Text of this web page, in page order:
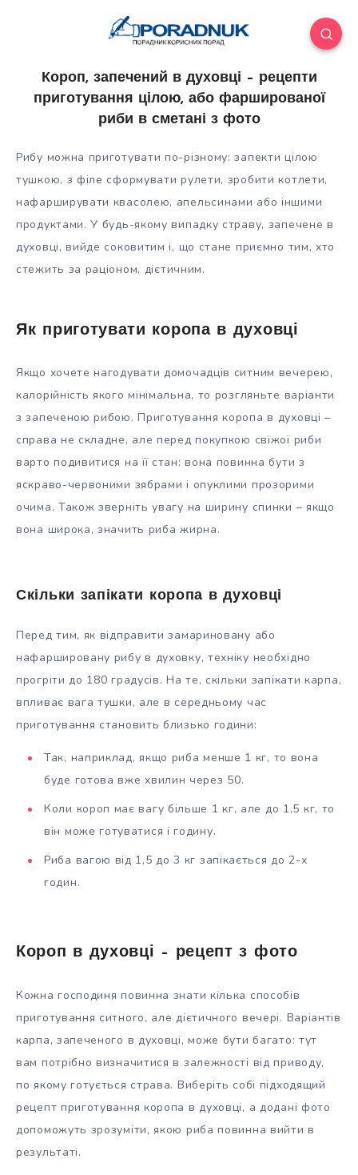
Короп, запечений в духовці – рецепти
приготування цілою, або фаршированої
риби в сметані з фото
Рибу можна приготувати по-різному: запекти цілою
тушкою, з філе сформувати рулети, зробити котлети,
нафарширувати квасолею, апельсинами або іншими
продуктами. У будь-якому випадку страву, запечене в
духовці, вийде соковитим і, що стане приємно тим, хто
стежить за раціоном, дієтичним.
Як приготувати коропа в духовці
Якщо хочете нагодувати домочадців ситним вечерею,
калорійність якого мінімальна, то розгляньте варіанти
з запеченою рибою. Приготування коропа в духовці –
справа не складне, але перед покупкою свіжої риби
варто подивитися на її стан: вона повинна бути з
яскраво-червоними зябрами і опуклими прозорими
очима. Також зверніть увагу на ширину спинки – якщо
вона широка, значить риба жирна.
Скільки запікати коропа в духовці
Перед тим, як відправити замариновану або
нафаршировану рибу в духовку, техніку необхідно
прогріти до 180 градусів. На те, скільки запікати карпа,
впливає вага тушки, але в середньому час
приготування становить близько години:
Так, наприклад, якщо риба менше 1 кг, то вона
буде готова вже хвилин через 50.
Коли короп має вагу більше 1 кг, але до 1,5 кг, то
він може готуватися і годину.
Риба вагою від 1,5 до 3 кг запікається до 2-х
годин.
Короп в духовці – рецепт з фото
Кожна господиня повинна знати кілька способів
приготування ситного, але дієтичного вечері. Варіантів
карпа, запеченого в духовці, може бути багато: тут
вам потрібно визначитися в залежності від приводу,
по якому готується страва. Виберіть собі підходящий
рецепт приготування коропа в духовці, а додані фото
допоможуть зрозуміти, якою риба повинна вийти в
результаті.